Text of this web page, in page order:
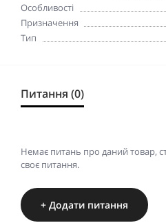
Особливості
Призначення
Тип
Питання (0)
Немає питань про даний товар,
своє питання.
+ Додати питання